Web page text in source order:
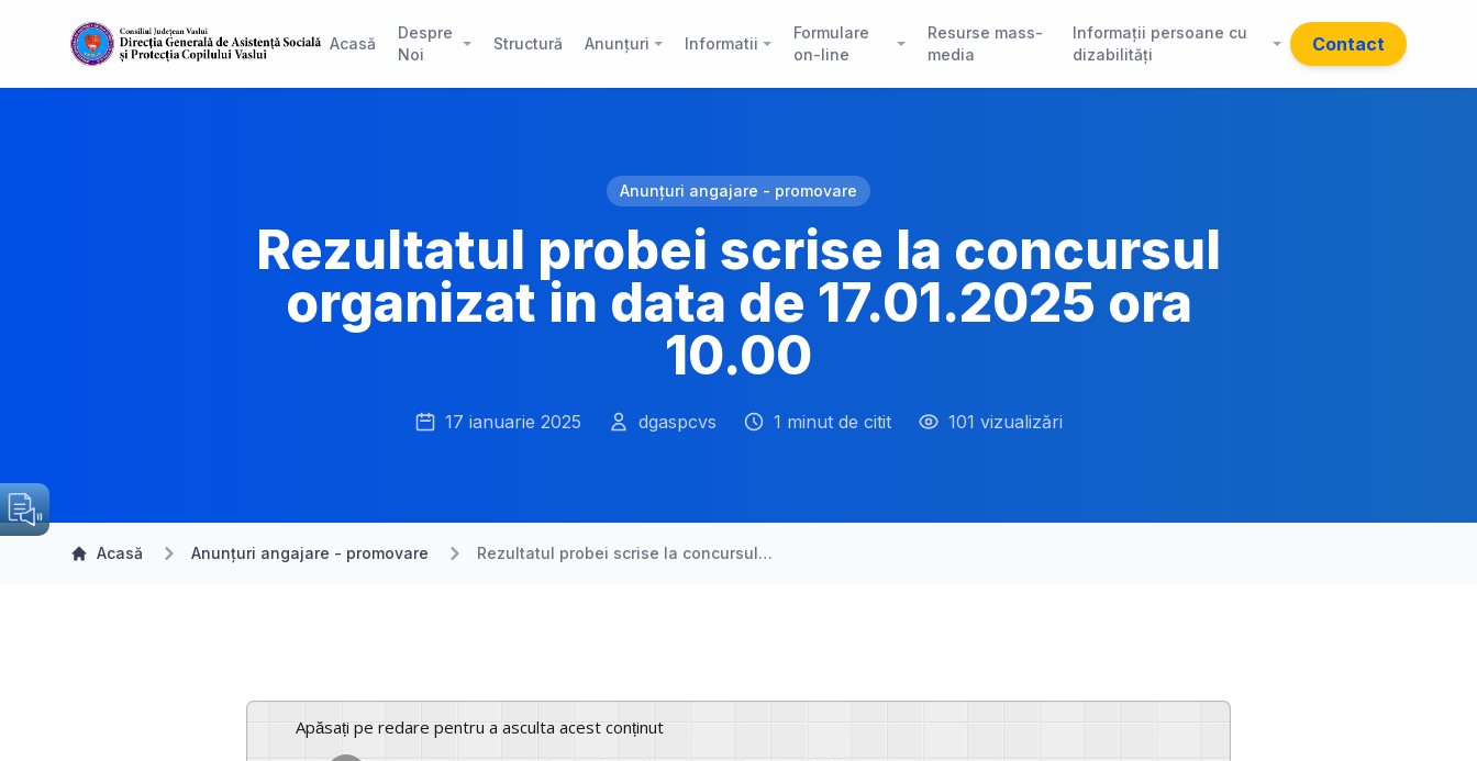
Acasă
Despre
Noi
Structură Anunțuri Informatii
Formulare
on-line
Resurse mass-
media
Informații persoane cu
dizabilități
Contact
Anunțuri angajare - promovare
Rezultatul probei scrise la concursul
organizat in data de 17.01.2025 ora
10.00
17 ianuarie 2025 dgaspcvs 1 minut de citit 101 vizualizări
Acasă Anunțuri angajare - promovare Rezultatul probei scrise la concursul…
Apăsați pe redare pentru a asculta acest conținut